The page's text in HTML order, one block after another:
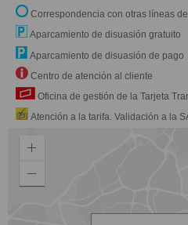
Correspondencia con otras líneas
Aparcamiento de disuasión gratuito
Aparcamiento de disuasión de pago
Centro de atención al cliente
Oficina de gestión de la Tarjeta
Atención a la tarifa. Validación a la